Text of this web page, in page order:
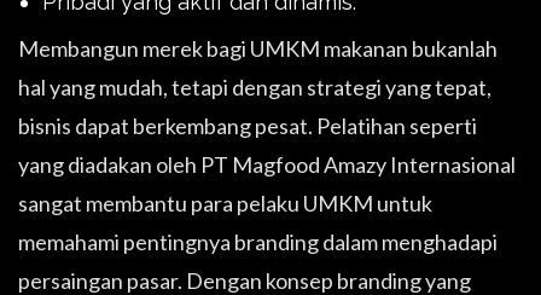
Membangun merek bagi UMKM makanan bukanlah
hal yang mudah, tetapi dengan strategi yang tepat,
bisnis dapat berkembang pesat. Pelatihan seperti
yang diadakan oleh PT Magfood Amazy Internasional
sangat membantu para pelaku UMKM untuk
memahami pentingnya branding dalam menghadapi
persaingan pasar. Dengan konsep branding yang